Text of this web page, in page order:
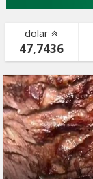
dolar
47,7436
bist color-